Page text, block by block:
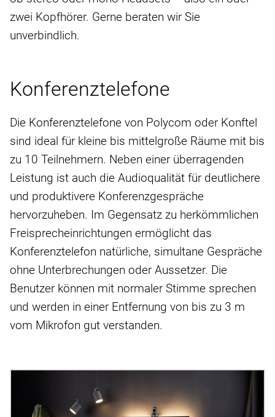
zwei Kopfhörer. Gerne beraten wir Sie
unverbindlich.
Konferenztelefone
Die Konferenztelefone von Polycom oder Konftel
sind ideal für kleine bis mittelgroße Räume mit bis
zu 10 Teilnehmern. Neben einer überragenden
Leistung ist auch die Audioqualität für deutlichere
und produktivere Konferenzgespräche
hervorzuheben. Im Gegensatz zu herkömmlichen
Freisprecheinrichtungen ermöglicht das
Konferenztelefon natürliche, simultane Gespräche
ohne Unterbrechungen oder Aussetzer. Die
Benutzer können mit normaler Stimme sprechen
und werden in einer Entfernung von bis zu 3 m
vom Mikrofon gut verstanden.